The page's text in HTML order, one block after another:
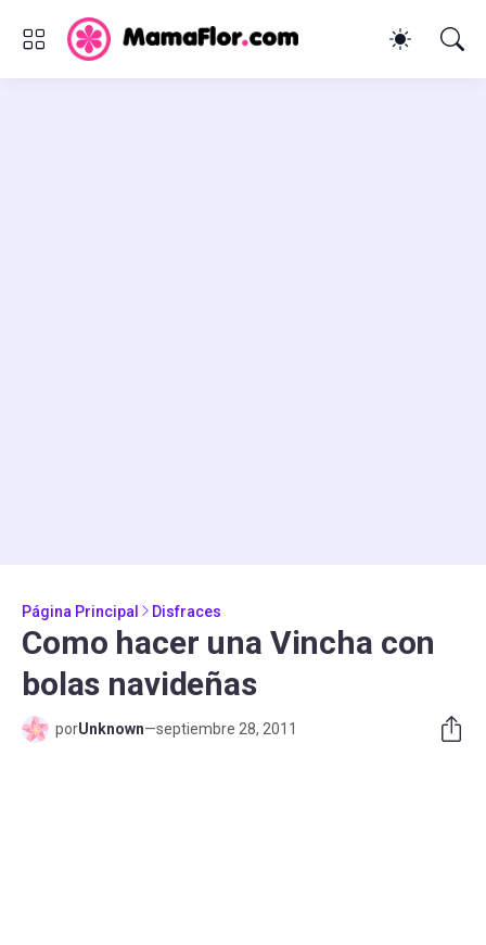
Página Principal Disfraces
Como hacer una Vincha con
bolas navideñas
porUnknown—septiembre 28, 2011